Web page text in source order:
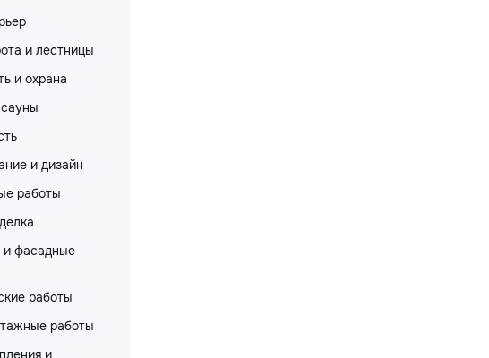
и лестницы
и охрана
и дизайн
работы
и фасадные
работы
работы
и